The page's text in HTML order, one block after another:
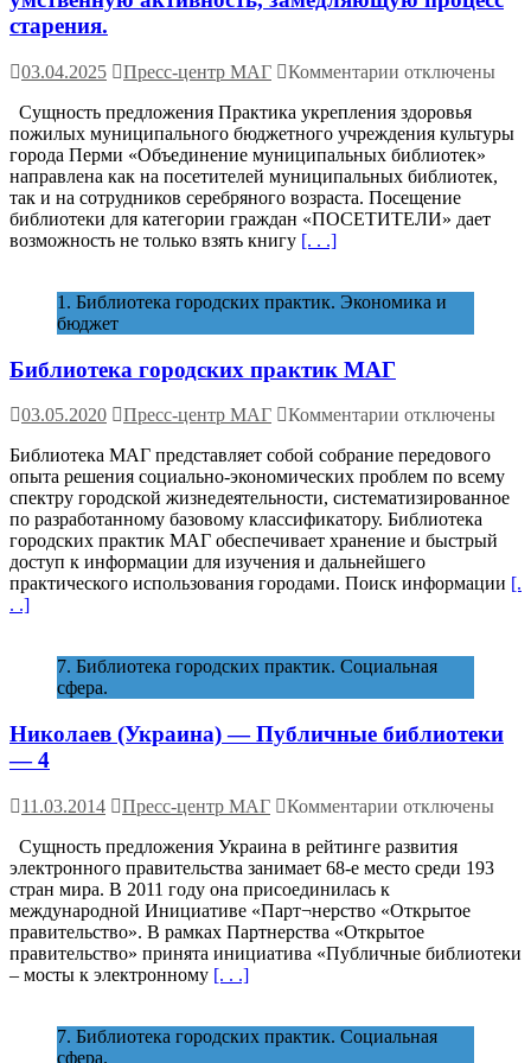
старения.
03.04.2025 Пресс-центр МАГ Комментарии к
Пермь (Россия)
—
«Город
для
нашей
жизни».
муниципальных
на
к
новой
социальной
роли
пожилых
людей,
профилактику
активность,
старения.
отключены
Сущность предложения Практика укрепления здоровья
пожилых муниципального бюджетного учреждения культуры
города Перми «Объединение муниципальных библиотек»
направлена как на посетителей муниципальных библиотек,
так и на сотрудников серебряного возраста. Посещение
библиотеки для категории граждан «ПОСЕТИТЕЛИ» дает
возможность не только взять книгу [. . .]
1. Библиотека городских практик. Экономика и
бюджет
Библиотека городских практик МАГ
03.05.2020 Пресс-центр МАГ Комментарии к
Библиотека
городских
практик
МАГ
отключены
Библиотека МАГ представляет собой собрание передового
опыта решения социально-экономических проблем по всему
спектру городской жизнедеятельности, систематизированное
по разработанному базовому классификатору. Библиотека
городских практик МАГ обеспечивает хранение и быстрый
доступ к информации для изучения и дальнейшего
практического использования городами. Поиск информации [.
. .]
7. Библиотека городских практик. Социальная
сфера.
Николаев (Украина) — Публичные библиотеки
— 4
11.03.2014 Пресс-центр МАГ Комментарии к
Николаев
—
библиотеки
—
4
отключены
Сущность предложения Украина в рейтинге развития
электронного правительства занимает 68-е место среди 193
стран мира. В 2011 году она присоединилась к
международной Инициативе «Парт¬нерство «Открытое
правительство». В рамках Партнерства «Открытое
правительство» принята инициатива «Публичные библиотеки
– мосты к электронному [. . .]
7. Библиотека городских практик. Социальная
сфера.